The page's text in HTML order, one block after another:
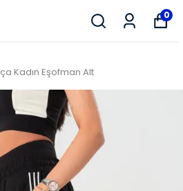
0
Kadın Eşofman Alt